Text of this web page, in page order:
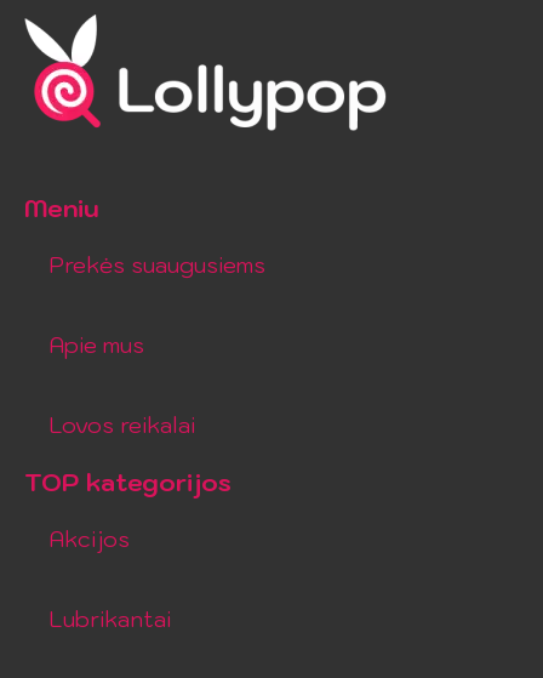
Meniu
Prekės suaugusiems
Apie mus
Lovos reikalai
TOP kategorijos
Akcijos
Lubrikantai